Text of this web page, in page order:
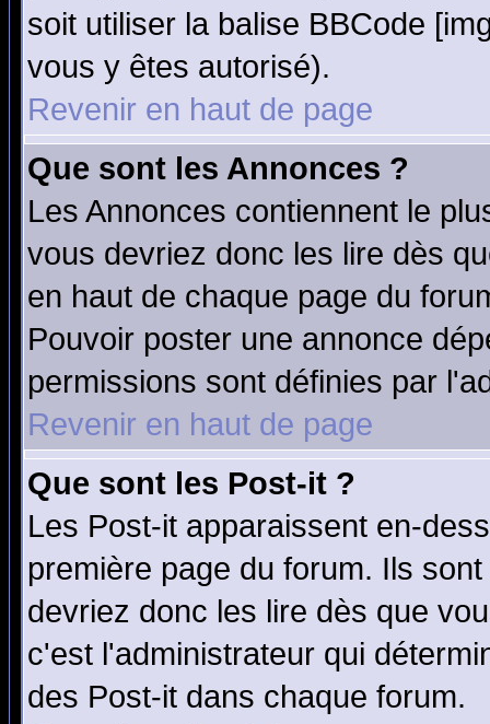
soit utiliser la balise BBCode
vous y êtes autorisé).
Revenir en haut de page
Que sont les Annonces ?
Les Annonces contiennent le
vous devriez donc les lire dès
en haut de chaque page du
Pouvoir poster une annonce
permissions sont définies par
Revenir en haut de page
Que sont les Post-it ?
Les Post-it apparaissent en-
première page du forum. Ils
devriez donc les lire dès que
c'est l'administrateur qui
des Post-it dans chaque forum.